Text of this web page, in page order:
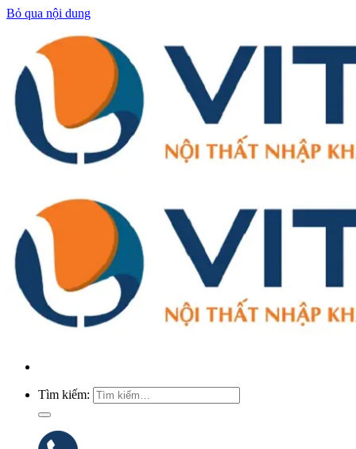
Bỏ qua nội dung
Tìm kiếm: